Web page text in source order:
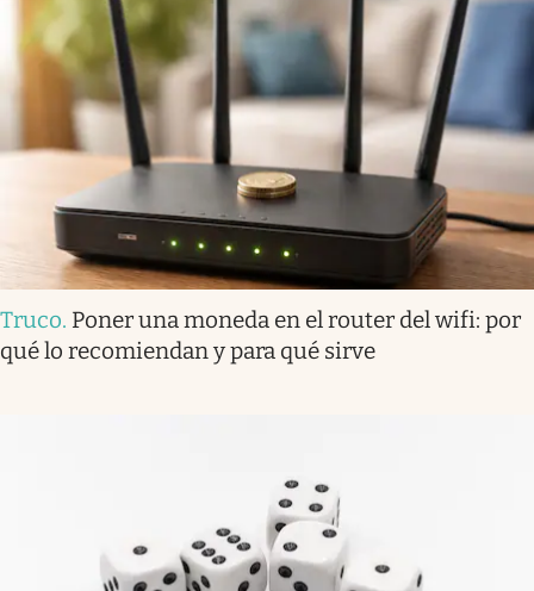
Truco. Poner una moneda en el router del wifi: por
qué lo recomiendan y para qué sirve